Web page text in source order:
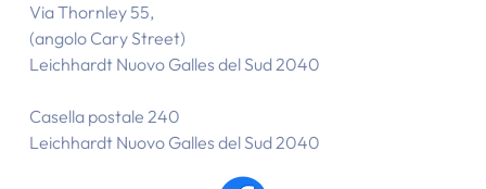
Via Thornley 55,
(angolo Cary Street)
Leichhardt Nuovo Galles del Sud 2040
Casella postale 240
Leichhardt Nuovo Galles del Sud 2040